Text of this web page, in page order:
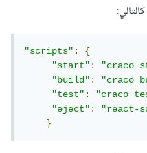
"scripts":
{
"start": "craco
"build": "craco
"test": "craco
"eject":
"react-
}